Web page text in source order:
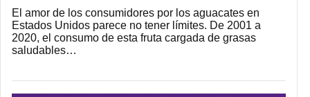
El amor de los consumidores por los aguacates en
Estados Unidos parece no tener límites. De 2001 a
2020, el consumo de esta fruta cargada de grasas
saludables…